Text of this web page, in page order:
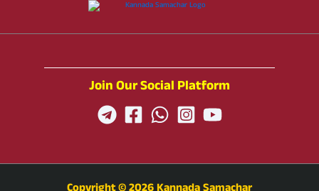
Join Our Social Platform